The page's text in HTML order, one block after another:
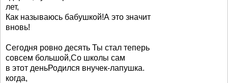
лет,
Как называюсь бабушкой!А это значит
вновь!
Сегодня ровно десять Ты стал теперь
совсем большой,Со школы сам
в этот деньРодился внучек-лапушка.
когда,